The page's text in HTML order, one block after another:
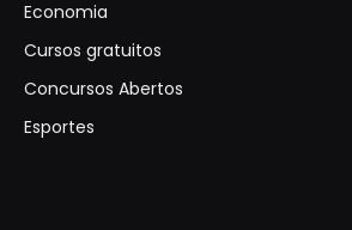
Economia
Cursos gratuitos
Concursos Abertos
Esportes